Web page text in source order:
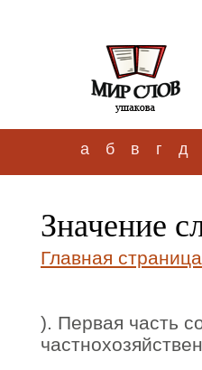
а б в г д
Значение
Главная страница
). Первая часть